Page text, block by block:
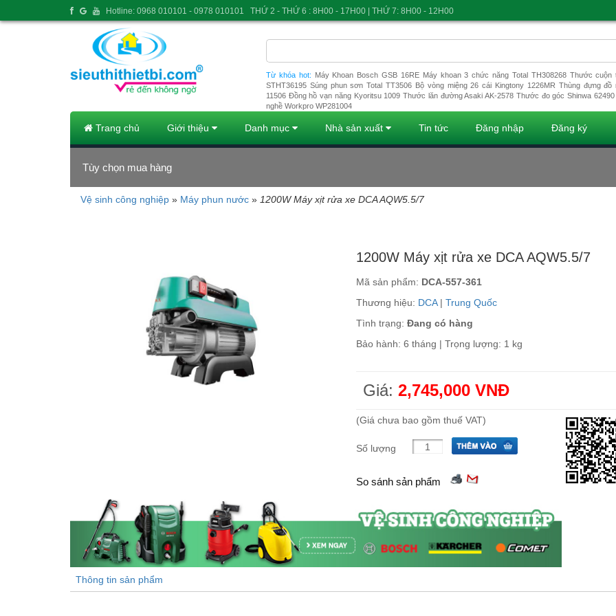
Từ khóa hot: Máy Khoan Bosch GSB 16RE Máy khoan 3 chức năng Total TH308268 Thước cuộn
STHT36195 Súng phun sơn Total TT3506 Bộ vòng miệng 26 cái Kingtony 1226MR Thùng đựng đồ
11506 Đồng hồ vạn năng Kyoritsu 1009 Thước lăn đường Asaki AK-2578 Thước đo góc Shinwa 62490
nghề Workpro WP281004
Trang chủ Giới thiệu Danh mục Nhà sản xuất Tin tức Đăng nhập Đăng ký
Tùy chọn mua hàng
Vệ sinh công nghiệp » Máy phun nước » 1200W Máy xịt rửa xe DCA AQW5.5/7
1200W Máy xịt rửa xe DCA AQW5.5/7
Mã sản phẩm: DCA-557-361
Thương hiệu: DCA|Trung Quốc
Tình trạng: Đang có hàng
Bảo hành: 6 tháng | Trọng lượng: 1 kg
Giá:2,745,000 VNĐ
(Giá chưa bao gồm thuế VAT)
Số lượng
So sánh sản phẩm
Thông tin sản phẩm
Hotline: 0968 010101 - 0978 010101 THỨ 2 - THỨ 6 : 8H00 - 17H00 | THỨ 7: 8H00 - 12H00